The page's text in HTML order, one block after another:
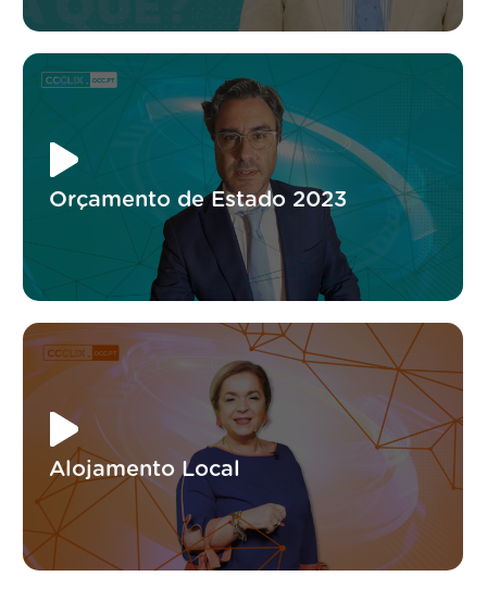
Orçamento de Estado 2023
Alojamento Local